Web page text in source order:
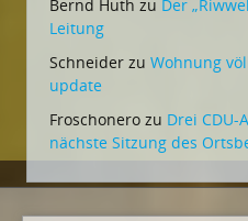
Bernd Huth zu Der
Leitung
Schneider zu Wohnung
update
Froschonero zu Drei
nächste Sitzung des